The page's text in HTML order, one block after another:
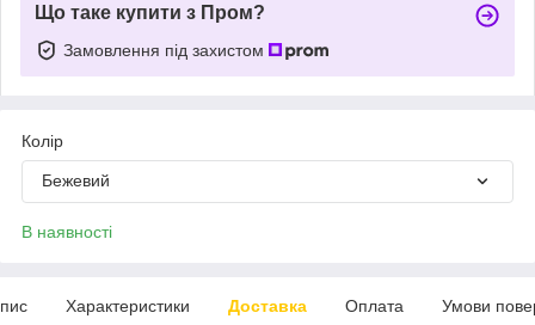
Що таке купити з Пром?
Замовлення під захистом
Колір
Бежевий
В наявності
Характеристики Доставка Оплата Умови